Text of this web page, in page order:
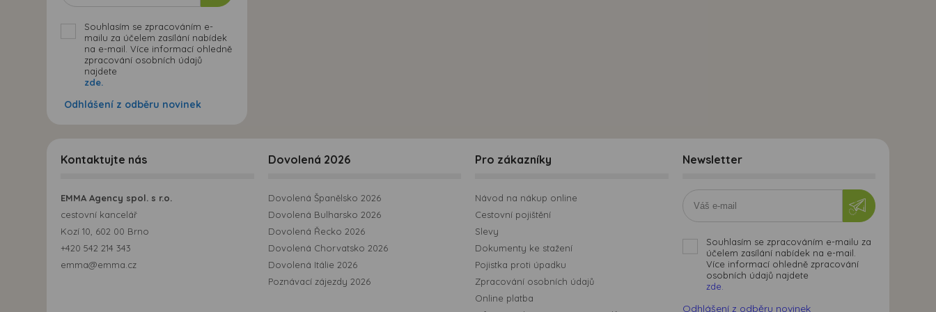
Souhlasím se zpracováním e-
mailu za účelem zasílání nabídek
na e-mail. Více informací ohledně
zpracování osobních údajů
najdete
zde.
Odhlášení z odběru novinek
Kontaktujte nás
EMMA Agency spol. s r.o.
cestovní kancelář
Kozí 10, 602 00 Brno
+420 542 214 343
emma@emma.cz
Dovolená 2026
Dovolená Španělsko 2026
Dovolená Bulharsko 2026
Dovolená Řecko 2026
Dovolená Chorvatsko 2026
Dovolená Itálie 2026
Poznávací zájezdy 2026
Pro zákazníky
Návod na nákup online
Cestovní pojištění
Slevy
Dokumenty ke stažení
Pojistka proti úpadku
Zpracování osobních údajů
Online platba
Newsletter
Souhlasím se zpracováním e-mailu za
účelem zasílání nabídek na e-mail.
Více informací ohledně zpracování
osobních údajů najdete
zde.
Odhlášení z odběru novinek